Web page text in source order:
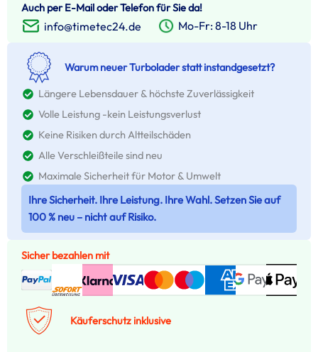
Auch per E-Mail oder Telefon für Sie da!
info@timetec24.de Mo-Fr: 8-18 Uhr
Warum neuer Turbolader statt instandgesetzt?
Längere Lebensdauer & höchste Zuverlässigkeit
Volle Leistung -kein Leistungsverlust
Keine Risiken durch Altteilschäden
Alle Verschleißteile sind neu
Maximale Sicherheit für Motor & Umwelt
Ihre Sicherheit. Ihre Leistung. Ihre Wahl. Setzen Sie auf
100 % neu – nicht auf Risiko.
Sicher bezahlen mit
Käuferschutz inklusive